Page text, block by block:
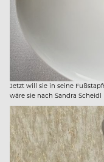
Jetzt will sie in seine
wäre sie nach Sandra